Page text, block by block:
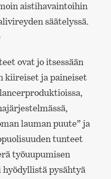
aistihavaintoihin
säätelyssä.
ovat jo itsessään
kiireiset ja paineiset
lauman puute” ja
tunteet
työuupumisen
pysähtyä